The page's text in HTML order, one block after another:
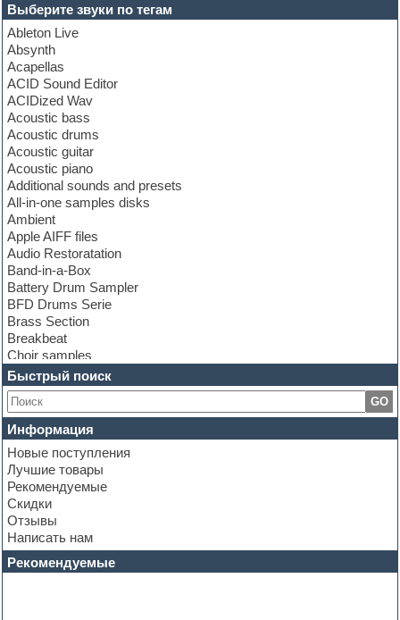
Выберите звуки по тегам
Ableton Live
Absynth
Acapellas
ACID Sound Editor
ACIDized Wav
Acoustic bass
Acoustic drums
Acoustic guitar
Acoustic piano
Additional sounds and presets
All-in-one samples disks
Ambient
Apple AIFF files
Audio Restoratation
Band-in-a-Box
Battery Drum Sampler
BFD Drums Serie
Brass Section
Breakbeat
Choir samples
Chris Hein Samples
Cinematic samples
Club bass
Club leads
Club sounds
Construction kits
Convolution
Cubase
Dance drums
Dance music production tutorials
DAW
Disco samples
DJ Software
Быстрый поиск
GO
Информация
Новые поступления
Лучшие товары
Рекомендуемые
Скидки
Отзывы
Написать нам
Рекомендуемые